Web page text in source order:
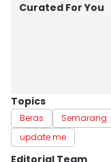
Curated For You
Topics
Beras Semarang
update me
Editorial Team